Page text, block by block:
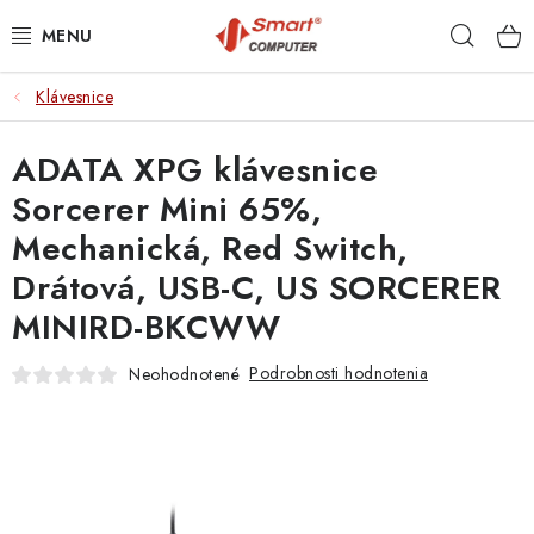
na
NOTEBOOKY
MOBILNÉ ZARIADENIA
PC A KOMPONENTY
PERIFÉRIE
Klávesnice
ADATA XPG klávesnice
Sorcerer Mini 65%,
Mechanická, Red Switch,
Drátová, USB-C, US SORCERER
MINIRD-BKCWW
Neohodnotené Podrobnosti hodnotenia